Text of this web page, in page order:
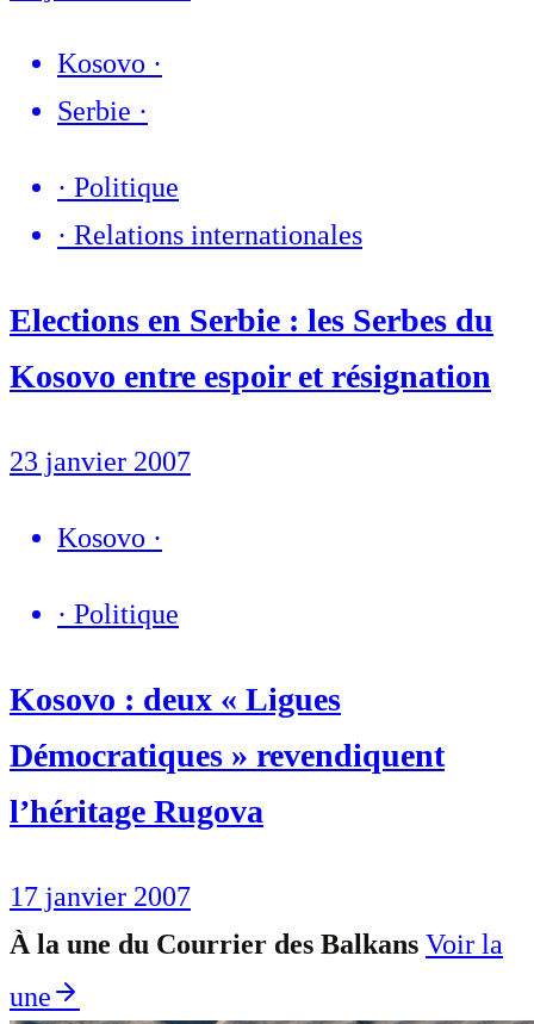
Kosovo ·
Serbie ·
· Politique
· Relations internationales
Elections en Serbie : les Serbes du
Kosovo entre espoir et résignation
23 janvier 2007
Kosovo ·
· Politique
Kosovo : deux « Ligues
Démocratiques » revendiquent
l’héritage Rugova
17 janvier 2007
À la une du Courrier des Balkans Voir la
une